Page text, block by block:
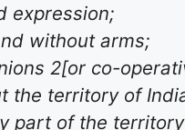
expression;
without arms;
2[or co-
the territory of
part of the